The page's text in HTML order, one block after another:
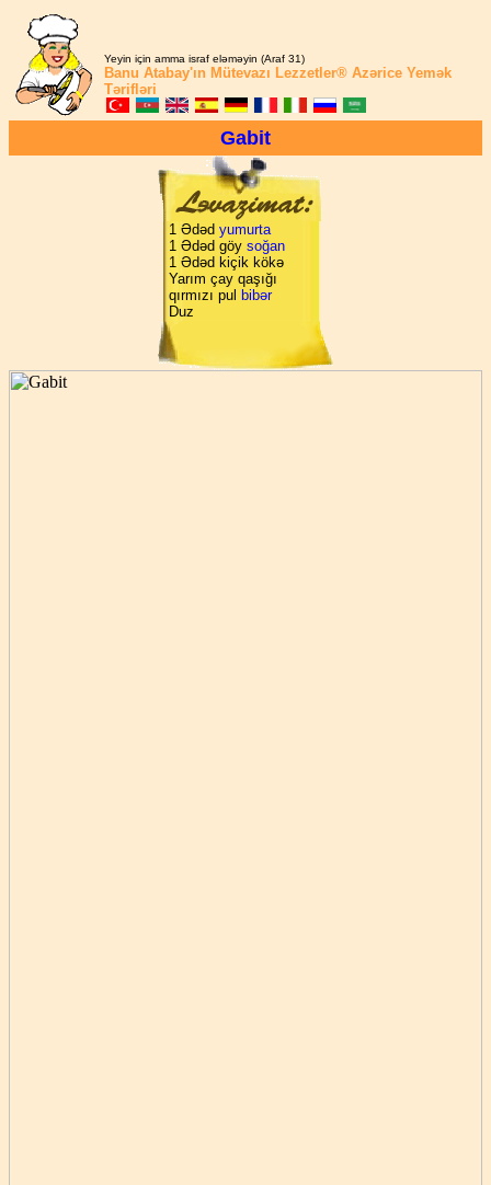
Yeyin için amma israf eləməyin (Araf 31)
Banu Atabay'ın Mütevazı Lezzetler® Azərice Yemək
Tərifləri
Gabit
1 Ədəd yumurta
1 Ədəd göy soğan
1 Ədəd kiçik kökə
Yarım çay qaşığı
qırmızı pul bibər
Duz